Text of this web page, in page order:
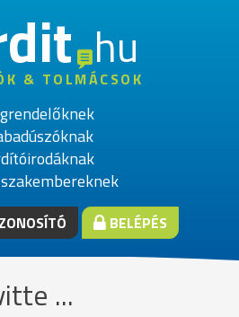
hu
& TOLMÁCSOK
BELÉPÉS
...